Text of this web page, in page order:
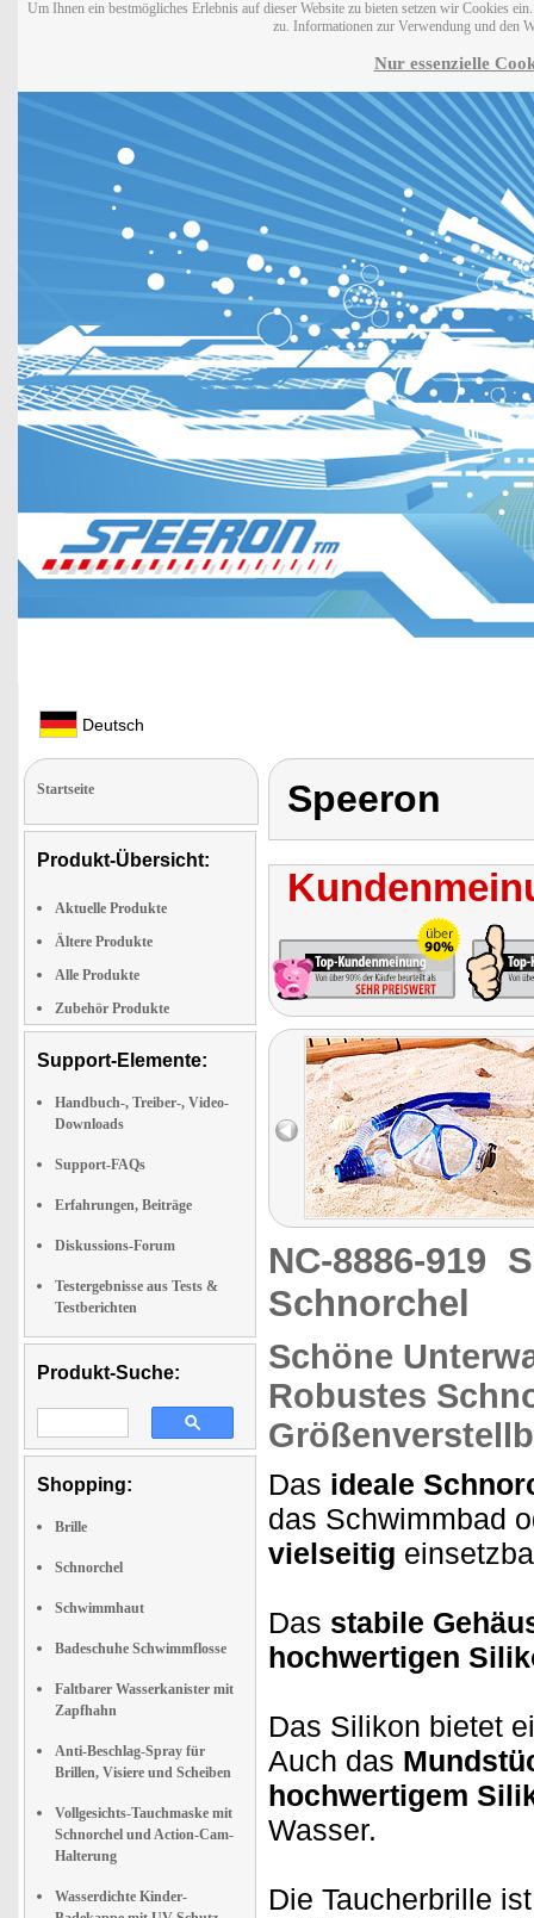
Um Ihnen ein bestmögliches Erlebnis auf dieser Website zu bieten setzen wir Cookies
zu. Informationen zur Verwendung und den
Nur essenzielle
Deutsch
Startseite
Produkt-Übersicht:
Aktuelle Produkte
Ältere Produkte
Alle Produkte
Zubehör Produkte
Support-Elemente:
Handbuch-, Treiber-, Video-
Downloads
Support-FAQs
Erfahrungen, Beiträge
Diskussions-Forum
Testergebnisse aus Tests &
Testberichten
Produkt-Suche:
Shopping:
Brille
Schnorchel
Schwimmhaut
Badeschuhe Schwimmflosse
Faltbarer Wasserkanister mit
Zapfhahn
Anti-Beschlag-Spray für
Brillen, Visiere und Scheiben
Vollgesichts-Tauchmaske mit
Schnorchel und Action-Cam-
Halterung
Wasserdichte Kinder-
Speeron
NC-8886-919
Schnorchel
Schöne
Robustes
Das ideale
das Schwimmbad
vielseitig
Das stabile
hochwertigen
Das Silikon bietet
Auch das
hochwertigem
Wasser.
Die Taucherbrille